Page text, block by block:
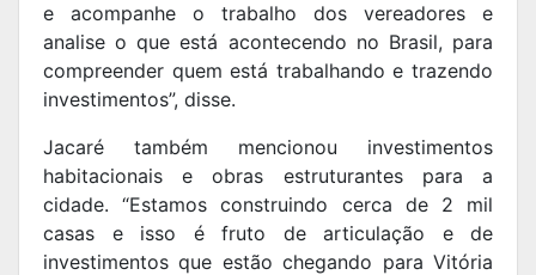
e acompanhe o trabalho dos vereadores e
analise o que está acontecendo no Brasil, para
compreender quem está trabalhando e trazendo
investimentos”, disse.
Jacaré também mencionou investimentos
habitacionais e obras estruturantes para a
cidade. “Estamos construindo cerca de 2 mil
casas e isso é fruto de articulação e de
investimentos que estão chegando para Vitória